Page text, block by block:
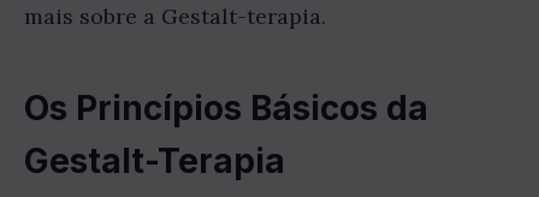
mais sobre a Gestalt-terapia.
Os Princípios Básicos da
Gestalt-Terapia